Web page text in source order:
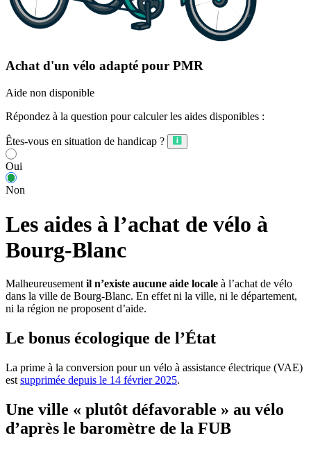
Achat d'un vélo adapté pour PMR
Aide non disponible
Répondez à la question pour calculer les aides disponibles :
Êtes-vous en situation de handicap ?
Oui
Non
Les aides à l’achat de vélo à
Bourg-Blanc
Malheureusement il n’existe aucune aide locale à l’achat de vélo
dans la ville de Bourg-Blanc. En effet ni la ville, ni le département,
ni la région ne proposent d’aide.
Le bonus écologique de l’État
La prime à la conversion pour un vélo à assistance électrique (VAE)
est supprimée depuis le 14 février 2025.
Une ville « plutôt défavorable » au vélo
d’après le baromètre de la FUB